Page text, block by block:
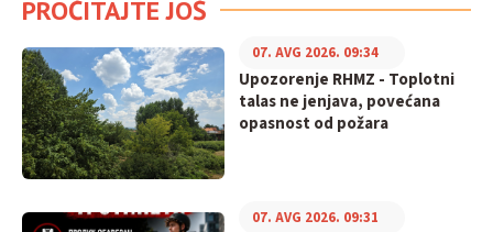
PROČITAJTE JOŠ
Upozorenje RHMZ - Toplotni
talas ne jenjava, povećana
opasnost od požara
07. AVG 2026. 09:34
07. AVG 2026. 09:31